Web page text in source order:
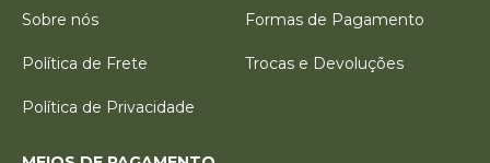
Sobre nós
Formas de Pagamento
Política de Frete Trocas e Devoluções
Política de Privacidade